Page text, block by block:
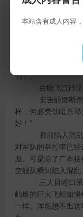
本站含有成人内容
集体造反吗！”
没有人能回答她
朝地球方向逃窜。
话，在众多等待救
怀疑，不过现在所
们了。
白晓飞沉吟道
安吉丽娜断然
样，何必费劲暗杀
好！”
眼前陷入混乱
对军队的掌控率已
彪。可是除了广本
空舰队瞬间陷入混乱
三人目瞪口呆
屿般的巨大飞船如
一样。浑然想不出